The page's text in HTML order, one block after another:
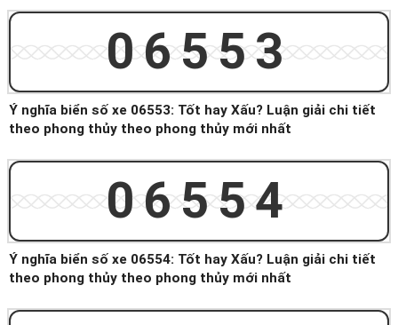
06553
Ý nghĩa biển số xe 06553: Tốt hay Xấu? Luận giải chi tiết
theo phong thủy theo phong thủy mới nhất
06554
Ý nghĩa biển số xe 06554: Tốt hay Xấu? Luận giải chi tiết
theo phong thủy theo phong thủy mới nhất